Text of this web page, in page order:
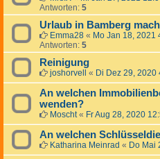
Antworten: 5
Urlaub in Bamberg
Emma28 « Mo Jan 18, 2021
Antworten: 5
Reinigung
joshorvell « Di Dez 29, 2020
An welchen
wenden?
Moscht« Fr Aug 28, 2020
An welchen
Katharina Meinrad « Do Mai